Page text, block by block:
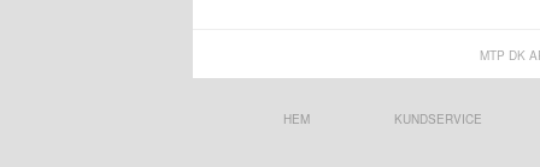
MTP DK
HEM KUNDSERVICE